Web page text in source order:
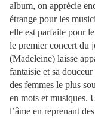
album, on apprécie
étrange pour les
elle est parfaite pour
le premier concert du
(Madeleine) laisse
fantaisie et sa douceur
des femmes le plus
en mots et musiques.
l’âme en reprenant